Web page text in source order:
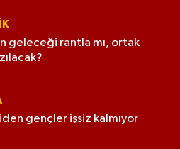
geleceği rantla mı, ortak
gençler işsiz kalmıyor